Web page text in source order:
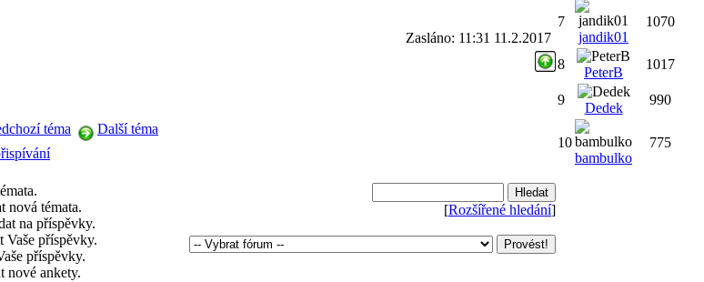
Zasláno: 11:31 11.2.2017
téma
Další téma
nová témata.
na příspěvky.
Vaše příspěvky.
příspěvky.
nové ankety.
[Rozšířené hledání]
7
jandik01
1070
8
PeterB
1017
9
Dedek
990
10
bambulko
775